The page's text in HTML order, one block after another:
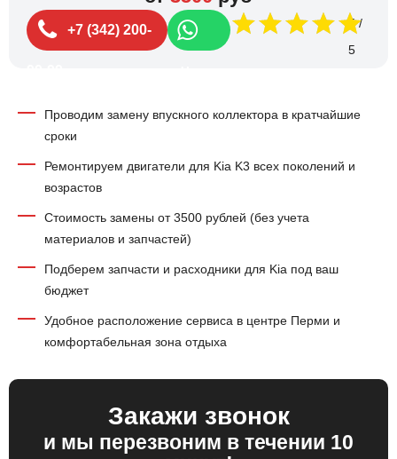
+7 (342) 200- 5
Проводим замену впускного коллектора в кратчайшие
сроки
Ремонтируем двигатели для Kia K3 всех поколений и
возрастов
Стоимость замены от 3500 рублей (без учета
материалов и запчастей)
Подберем запчасти и расходники для Kia под ваш
бюджет
Удобное расположение сервиса в центре Перми и
комфортабельная зона отдыха
Закажи звонок
и мы перезвоним в течении 10